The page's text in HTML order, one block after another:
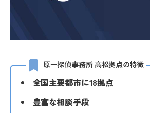
原一探偵事務所 高松拠点の特徴
全国主要都市に18拠点
豊富な相談手段